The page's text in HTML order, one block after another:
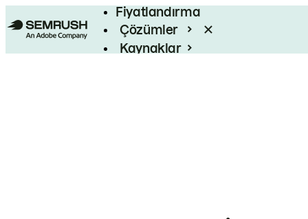
Fiyatlandırma
Çözümler
Kaynaklar